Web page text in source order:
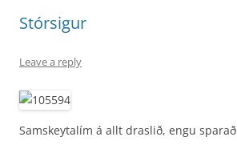
Stórsigur
Leave a reply
Samskeytalím á allt draslið, engu sparað